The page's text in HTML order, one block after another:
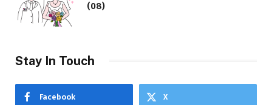
(08)
Stay In Touch
Facebook X